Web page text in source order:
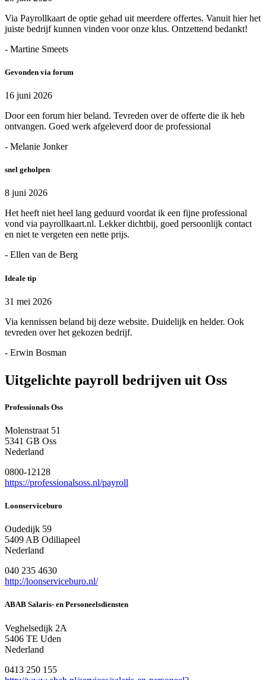
Via Payrollkaart de optie gehad uit meerdere offertes. Vanuit hier het
juiste bedrijf kunnen vinden voor onze klus. Ontzettend bedankt!
- Martine Smeets
Gevonden via forum
16 juni 2026
Door een forum hier beland. Tevreden over de offerte die ik heb
ontvangen. Goed werk afgeleverd door de professional
- Melanie Jonker
snel geholpen
8 juni 2026
Het heeft niet heel lang geduurd voordat ik een fijne professional
vond via payrollkaart.nl. Lekker dichtbij, goed persoonlijk contact
en niet te vergeten een nette prijs.
- Ellen van de Berg
Ideale tip
31 mei 2026
Via kennissen beland bij deze website. Duidelijk en helder. Ook
tevreden over het gekozen bedrijf.
- Erwin Bosman
Uitgelichte payroll bedrijven uit Oss
Professionals Oss
Molenstraat 51
5341 GB Oss
Nederland
0800-12128
https://professionalsoss.nl/payroll
Loonserviceburo
Oudedijk 59
5409 AB Odiliapeel
Nederland
040 235 4630
http://loonserviceburo.nl/
ABAB Salaris- en Personeelsdiensten
Veghelsedijk 2A
5406 TE Uden
Nederland
0413 250 155